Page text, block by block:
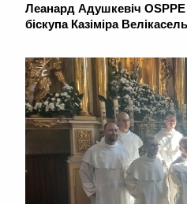
Леанард Адушкевіч
біскупа Казіміра